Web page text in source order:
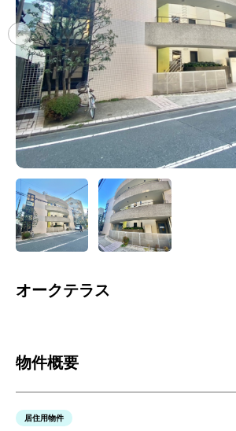
オークテラス
物件概要
居住用物件